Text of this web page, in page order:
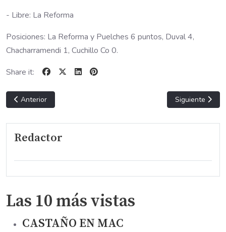
- Libre: La Reforma
Posiciones: La Reforma y Puelches 6 puntos, Duval 4,
Chacharramendi 1, Cuchillo Co 0.
Share it:
Artículo anterior: CHUECO EN LA LIGA
Anterior Artículo
Siguiente
Redactor
Las 10 más vistas
CASTAÑO EN MAC